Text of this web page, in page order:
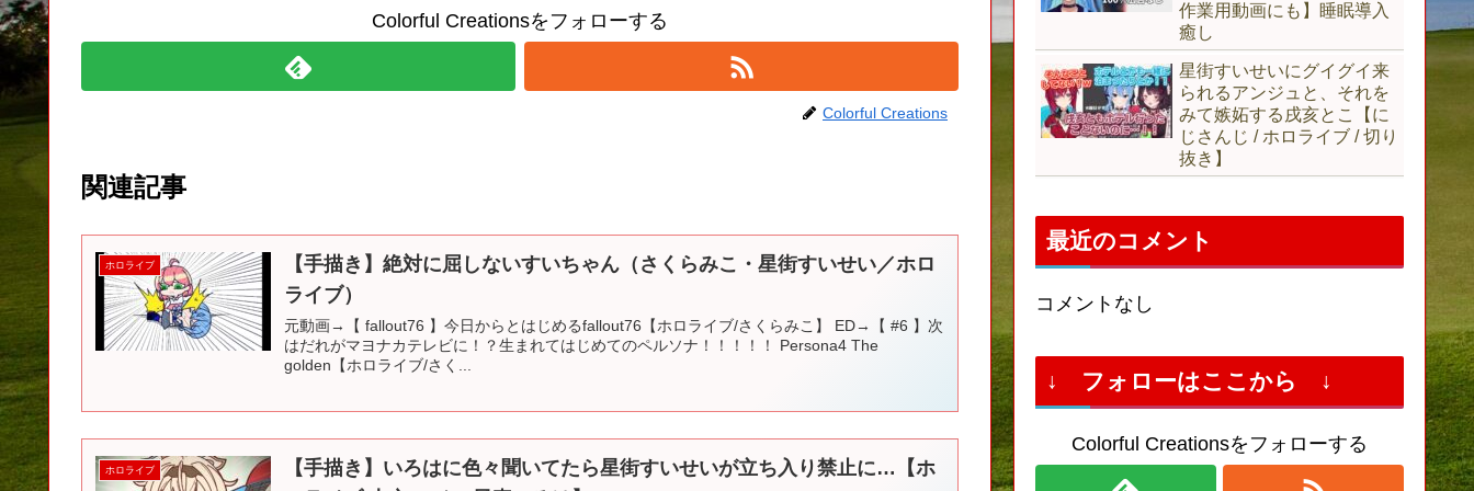
Colorful Creationsをフォローする
Colorful Creations
関連記事
ホロライブ
【手描き】絶対に屈しないすいちゃん（さくらみこ・星街すいせい／ホロ
ライブ）
元動画→【 fallout76 】今日からとはじめるfallout76【ホロライブ/さくらみこ】 ED→【 #6 】次
はだれがマヨナカテレビに！？生まれてはじめてのペルソナ！！！！！ Persona4 The
golden【ホロライブ/さく...
ホロライブ
【手描き】いろはに色々聞いてたら星街すいせいが立ち入り禁止に…【ホ
作業用動画にも】睡眠導入
癒し
星街すいせいにグイグイ来
られるアンジュと、それを
みて嫉妬する戌亥とこ【に
じさんじ / ホロライブ / 切り
抜き】
最近のコメント
コメントなし
↓ フォローはここから ↓
Colorful Creationsをフォローする